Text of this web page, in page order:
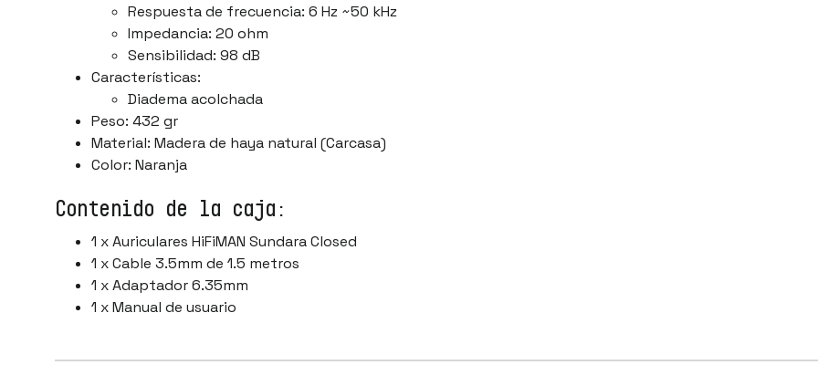
Respuesta de frecuencia: 6 Hz ~50 kHz
Impedancia: 20 ohm
Sensibilidad: 98 dB
Características:
Diadema acolchada
Peso: 432 gr
Material: Madera de haya natural (Carcasa)
Color: Naranja
Contenido de la caja:
1 x Auriculares HiFiMAN Sundara Closed
1 x Cable 3.5mm de 1.5 metros
1 x Adaptador 6.35mm
1 x Manual de usuario